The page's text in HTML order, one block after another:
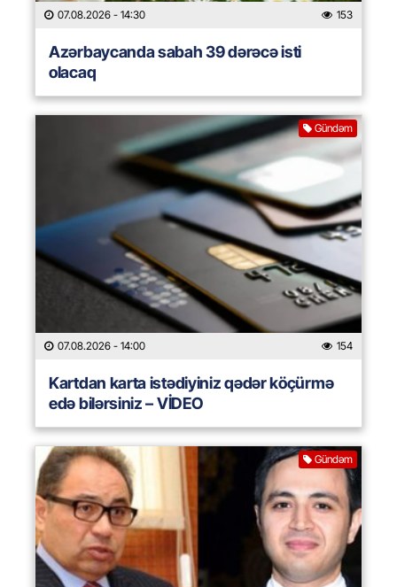
07.08.2026 - 14:30 153
Azərbaycanda sabah 39 dərəcə isti
olacaq
Gündəm
07.08.2026 - 14:00 154
Kartdan karta istədiyiniz qədər köçürmə
edə bilərsiniz – VİDEO
Gündəm